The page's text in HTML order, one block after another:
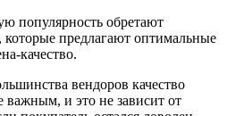
популярность обретают
предлагают оптимальные
качество.
вендоров качество
важным, и это не зависит от